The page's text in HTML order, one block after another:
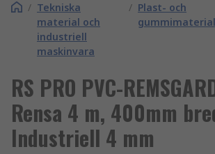
/ Tekniska
material och
industriell
maskinvara
/ Plast- och
gummimaterial
RS PRO PVC-
Rensa 4 m, 400mm
Industriell 4 mm